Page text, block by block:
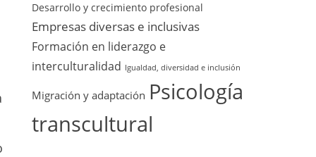
Desarrollo y crecimiento profesional
Empresas diversas e inclusivas
Formación en liderazgo e
interculturalidad Igualdad, diversidad e inclusión
Migración y adaptación Psicología
transcultural